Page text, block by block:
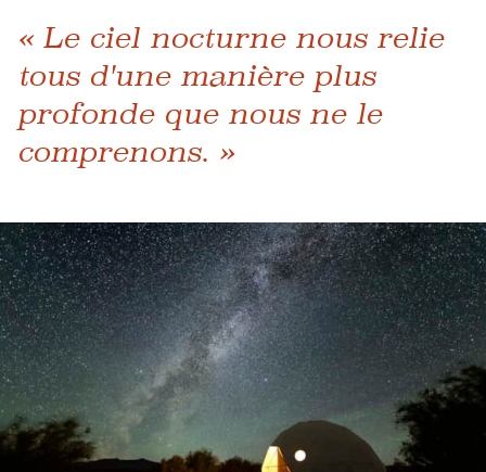
« Le ciel nocturne nous relie
tous d'une manière plus
profonde que nous ne le
comprenons. »